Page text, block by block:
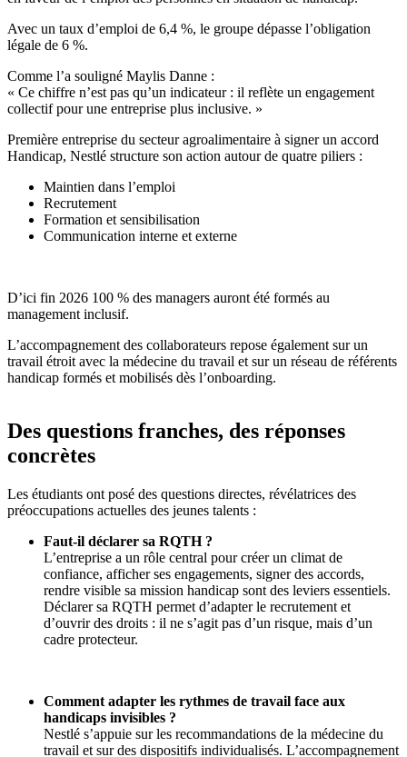
Avec un taux d’emploi de 6,4 %, le groupe dépasse l’obligation
légale de 6 %.
Comme l’a souligné Maylis Danne :
« Ce chiffre n’est pas qu’un indicateur : il reflète un engagement
collectif pour une entreprise plus inclusive. »
Première entreprise du secteur agroalimentaire à signer un accord
Handicap, Nestlé structure son action autour de quatre piliers :
Maintien dans l’emploi
Recrutement
Formation et sensibilisation
Communication interne et externe
D’ici fin 2026 100 % des managers auront été formés au
management inclusif.
L’accompagnement des collaborateurs repose également sur un
travail étroit avec la médecine du travail et sur un réseau de référents
handicap formés et mobilisés dès l’onboarding.
Des questions franches, des réponses
concrètes
Les étudiants ont posé des questions directes, révélatrices des
préoccupations actuelles des jeunes talents :
Faut-il déclarer sa RQTH ?
L’entreprise a un rôle central pour créer un climat de
confiance, afficher ses engagements, signer des accords,
rendre visible sa mission handicap sont des leviers essentiels.
Déclarer sa RQTH permet d’adapter le recrutement et
d’ouvrir des droits : il ne s’agit pas d’un risque, mais d’un
cadre protecteur.
Comment adapter les rythmes de travail face aux
handicaps invisibles ?
Nestlé s’appuie sur les recommandations de la médecine du
travail et sur des dispositifs individualisés. L’accompagnement